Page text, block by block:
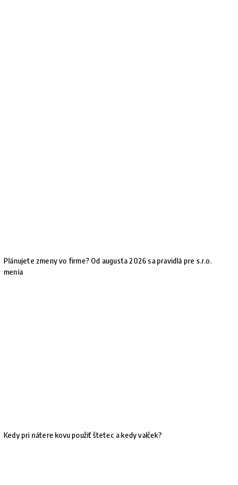
Plánujete zmeny vo firme? Od augusta 2026 sa pravidlá pre s.r.o.
menia
Kedy pri nátere kovu použiť štetec a kedy valček?